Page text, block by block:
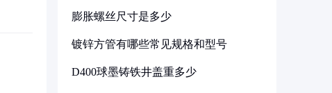
膨胀螺丝尺寸是多少
镀锌方管有哪些常见规格和型号
D400球墨铸铁井盖重多少